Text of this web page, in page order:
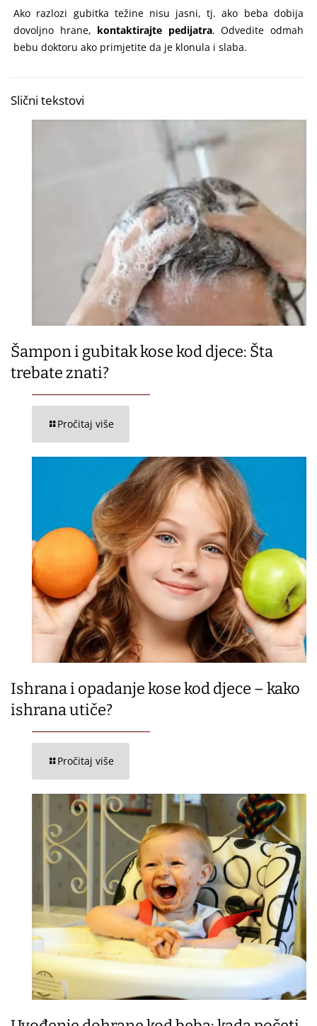
Ako razlozi gubitka težine nisu jasni, tj. ako beba dobija
dovoljno hrane, kontaktirajte pedijatra. Odvedite odmah
bebu doktoru ako primjetite da je klonula i slaba.
Slični tekstovi
Šampon i gubitak kose kod djece: Šta
trebate znati?
Pročitaj više
Ishrana i opadanje kose kod djece – kako
ishrana utiče?
Pročitaj više